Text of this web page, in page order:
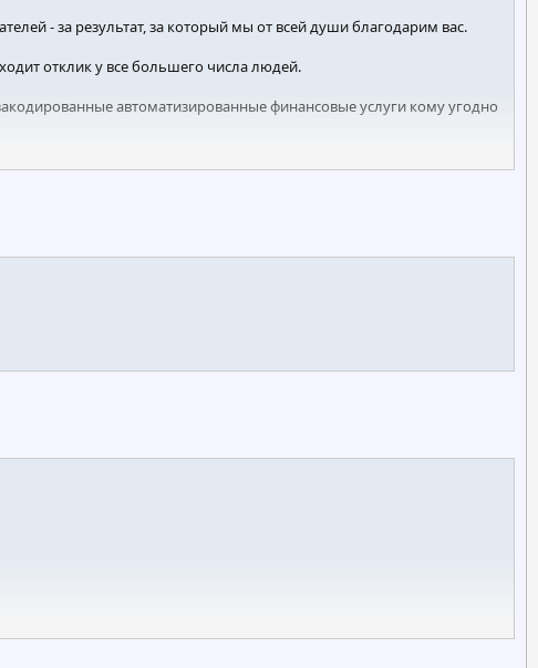
- за результат, за который мы от всей души благодарим вас.
отклик у все большего числа людей.
автоматизированные финансовые услуги кому угодно
мы собрали в этой статье наиболее часто задаваемые